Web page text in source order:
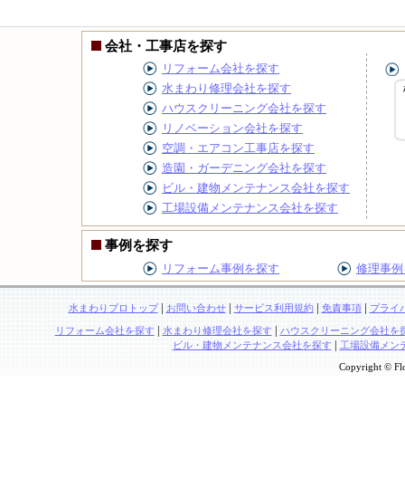
会社・工事店を探す
リフォーム会社を探す
水まわり修理会社を探す
ハウスクリーニング会社を探す
リノベーション会社を探す
空調・エアコン工事店を探す
造園・ガーデニング会社を探す
ビル・建物メンテナンス会社を探す
工場設備メンテナンス会社を探す
事例を探す
リフォーム事例を探す 修理事
水まわりプロトップ| お問い合わせ| サービス利用規約| 免責事項| プライ
リフォーム会社を探す | 水まわり修理会社を探す | ハウスクリーニング会社を
ビル・建物メンテナンス会社を探す| 工場設備メン
Copyright ©